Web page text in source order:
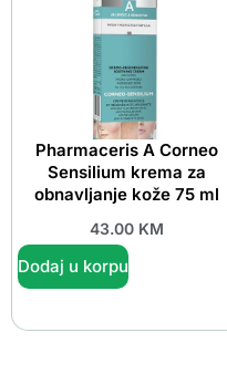
Pharmaceris A Corneo
Sensilium krema za
obnavljanje kože 75 ml
43.00 KM
Dodaj u korpu